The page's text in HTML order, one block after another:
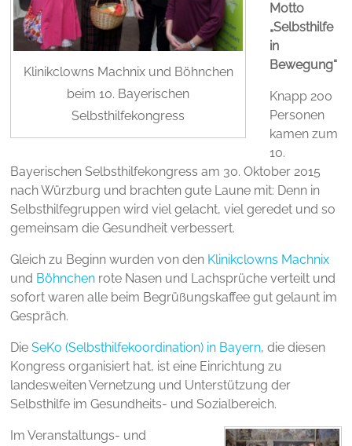
Klinikclowns Machnix und Böhnchen
beim 10. Bayerischen
Selbsthilfekongress
Motto
„Selbsthilfe
in
Bewegung“
Knapp 200
Personen
kamen zum
10.
Bayerischen Selbsthilfekongress am 30. Oktober 2015
nach Würzburg und brachten gute Laune mit: Denn in
Selbsthilfegruppen wird viel gelacht, viel geredet und so
gemeinsam die Gesundheit verbessert.
Gleich zu Beginn wurden von den Klinikclowns Machnix
und Böhnchen rote Nasen und Lachsprüche verteilt und
sofort waren alle beim Begrüßungskaffee gut gelaunt im
Gespräch.
DieSeKo (Selbsthilfekoordination) in Bayern, die diesen
Kongress organisiert hat, ist eine Einrichtung zu
landesweiten Vernetzung und Unterstützung der
Selbsthilfe im Gesundheits- und Sozialbereich.
Im Veranstaltungs- und